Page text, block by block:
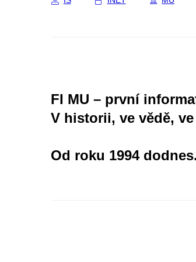
FI MU – první
V historii, ve vědě,
Od roku 1994 dodnes.